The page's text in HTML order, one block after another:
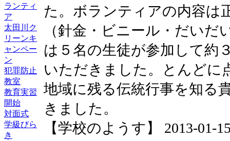
ランティ
ア
太田川ク
リーンキ
ャンペー
ン
犯罪防止
教室
教育実習
開始
対面式
学級びら
き
た。ボランティアの内容は
（針金・ビニール・だい
は５名の生徒が参加して約
いただきました。とんどに
地域に残る伝統行事を知る
きました。
【学校のようす】 2013-01-